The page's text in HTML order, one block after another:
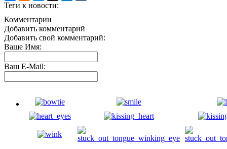
Теги к новости:
Комментарии
Добавить комментарий
Добавить свой комментарий:
Ваше Имя:
Ваш E-Mail: